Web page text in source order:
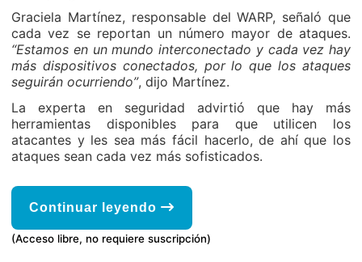
Graciela Martínez, responsable del WARP, señaló que
cada vez se reportan un número mayor de ataques.
“Estamos en un mundo interconectado y cada vez hay
más dispositivos conectados, por lo que los ataques
seguirán ocurriendo”, dijo Martínez.
La experta en seguridad advirtió que hay más
herramientas disponibles para que utilicen los
atacantes y les sea más fácil hacerlo, de ahí que los
ataques sean cada vez más sofisticados.
Continuar leyendo
(Acceso libre, no requiere suscripción)